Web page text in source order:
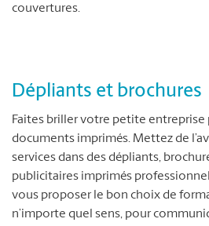
couvertures.
Dépliants et brochures
Faites briller votre petite entreprise
documents imprimés. Mettez de
services dans des dépliants,
publicitaires imprimés
vous proposer le bon choix de
n’importe quel sens, pour